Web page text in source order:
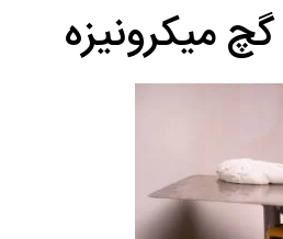
گچ میکرونیزه